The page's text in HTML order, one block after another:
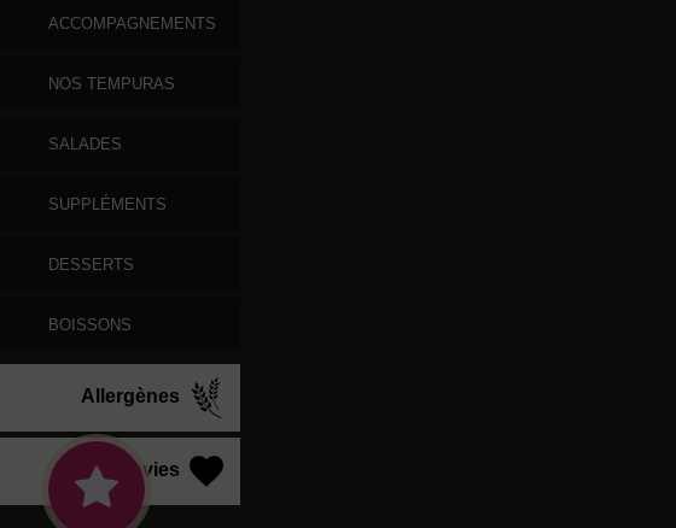
ACCOMPAGNEMENTS
NOS TEMPURAS
SALADES
SUPPLÉMENTS
DESSERTS
BOISSONS
Allergènes
Vos Envies